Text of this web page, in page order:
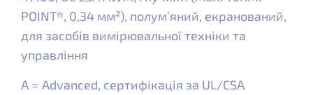
POINT®, 0,34 мм²), полум’яний, екранований,
для засобів вимірювальної техніки та
управління
A = Advanced, сертифікація за UL/CSA